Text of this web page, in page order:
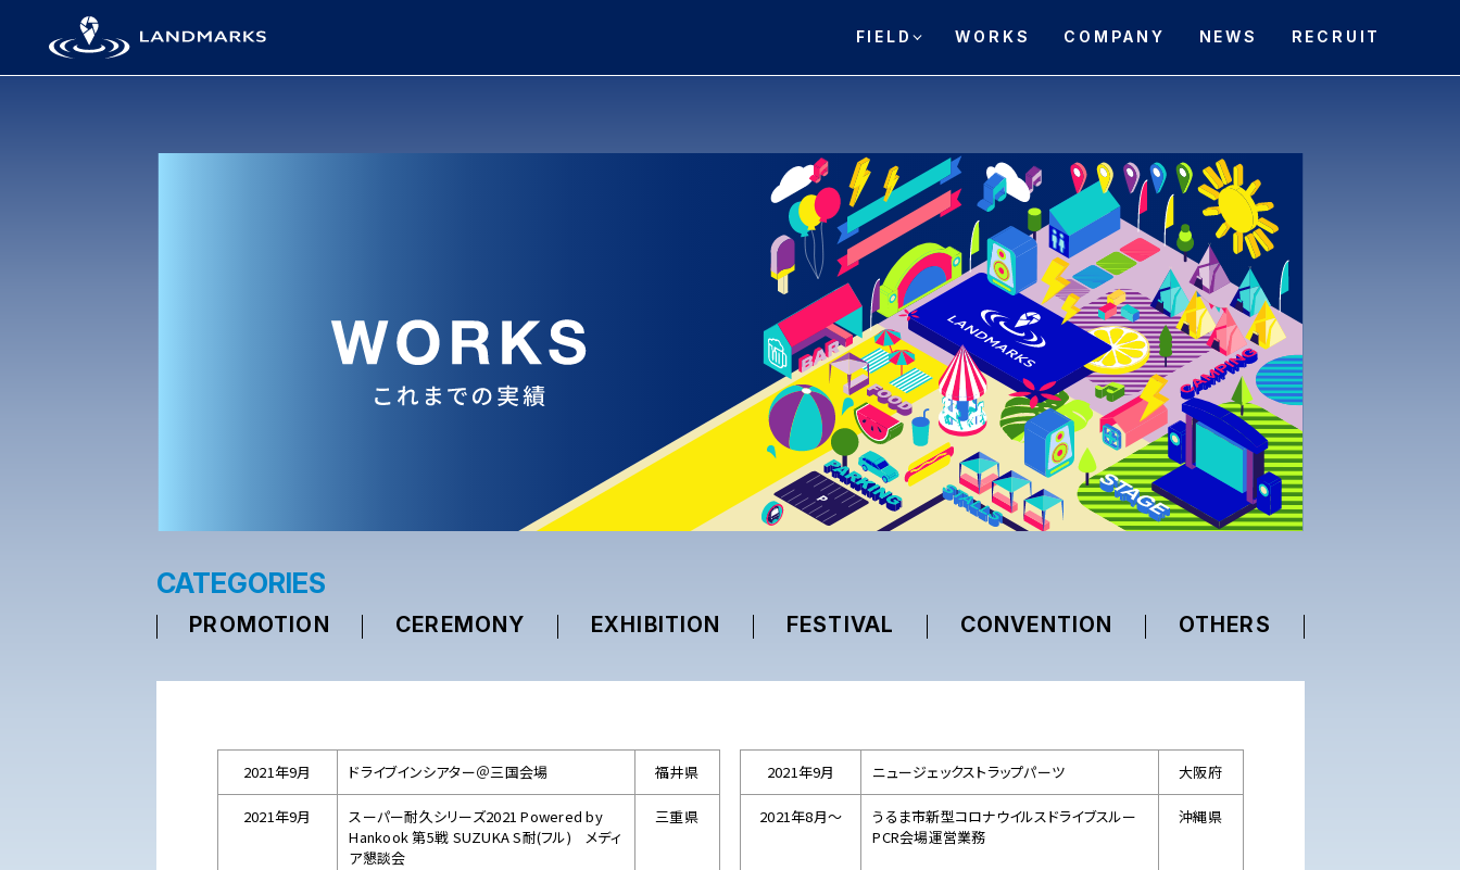
FIELD WORKS COMPANY NEWS RECRUIT
CATEGORIES
PROMOTION CEREMONY EXHIBITION FESTIVAL CONVENTION OTHERS
2021年9月 ドライブインシアター＠三国会場 福井県 2021年9月 ニュージェックストラップパーツ 大阪府
2021年9月
スーパー耐久シリーズ2021 Powered by
Hankook 第5戦 SUZUKA S耐(フル) メディ
ア懇談会
三重県 2021年8月～
うるま市新型コロナウイルスドライブスルー
PCR会場運営業務
沖縄県